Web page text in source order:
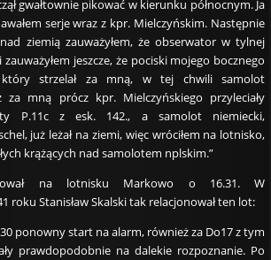
gwałtownie pikować w kierunku północnym. Ja
serje wraz z kpr. Mielczyńskim. Następnie
ziemią zauważyłem, że obserwator w tylnej
jeszcze, że pociski mojego bocznego
który strzelał za mną, w tej chwili samolot
za mną prócz kpr. Mielczyńskiego przyleciały
P.11c z esk. 142., a samolot niemiecki,
już leżał na ziemi, więc wróciłem na lotnisko,
krążących nad samolotem nplskim.”
na lotnisku Markowo o 16.31. W
roku Stanisław Skalski tak relacjonował ten lot:
ponowny start na alarm, również za Do17 z tym
prawdopodobnie na dalekie rozpoznanie. Po